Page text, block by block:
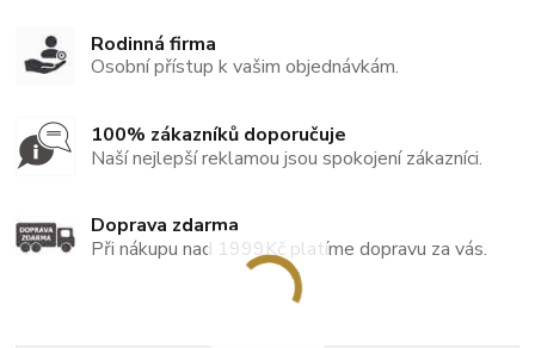
Rodinná firma
Osobní přístup k vašim objednávkám.
100% zákazníků doporučuje
Naší nejlepší reklamou jsou spokojení zákazníci.
Doprava zdarma
Při nákupu nad 1999Kč platíme dopravu za vás.